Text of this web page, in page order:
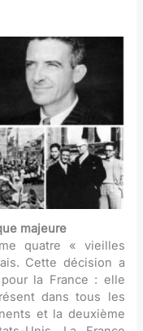
majeure
quatre « vieilles
Cette décision a
la France : elle
dans tous les
et la deuxième